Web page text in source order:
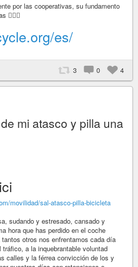
por las cooperativas, su fundamento
🚴🏾‍♂️
es/
3 0 4
mi atasco y pilla una
movilidad/sal-atasco-pilla-bicicleta
sudando y estresado, cansado y
hora que has perdido en el coche
otros nos enfrentamos cada día
a la inquebrantable voluntad
calles y la férrea convicción de los y